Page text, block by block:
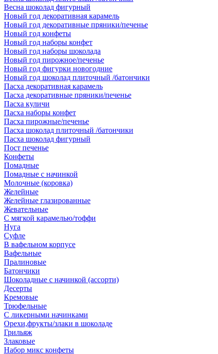
Весна шоколад фигурный
Новый год декоративная карамель
Новый год декоративные пряники/печенье
Новый год конфеты
Новый год наборы конфет
Новый год наборы шоколада
Новый год пирожное/печенье
Новый год фигурки новогодние
Новый год шоколад плиточный /батончики
Пасха декоративная карамель
Пасха декоративные пряники/печенье
Пасха куличи
Пасха наборы конфет
Пасха пирожные/печенье
Пасха шоколад плиточный /батончики
Пасха шоколад фигурный
Пост печенье
Конфеты
Помадные
Помадные с начинкой
Молочные (коровка)
Желейные
Желейные глазированные
Жевательные
С мягкой карамелью/тоффи
Нуга
Суфле
В вафельном корпусе
Вафельные
Пралиновые
Батончики
Шоколадные с начинкой (ассорти)
Десерты
Кремовые
Трюфельные
С ликерными начинками
Орехи,фрукты/злаки в шоколаде
Грильяж
Злаковые
Набор микс конфеты